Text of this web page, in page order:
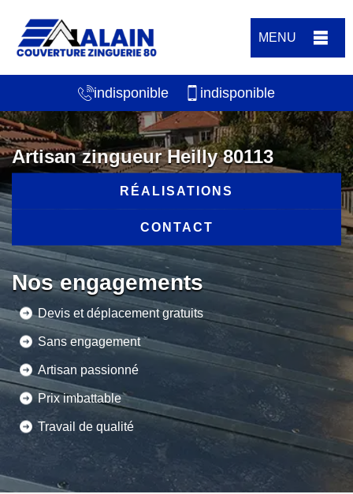
MENU
indisponible indisponible
Artisan zingueur Heilly 80113
RÉALISATIONS
CONTACT
Nos engagements
Devis et déplacement gratuits
Sans engagement
Artisan passionné
Prix imbattable
Travail de qualité